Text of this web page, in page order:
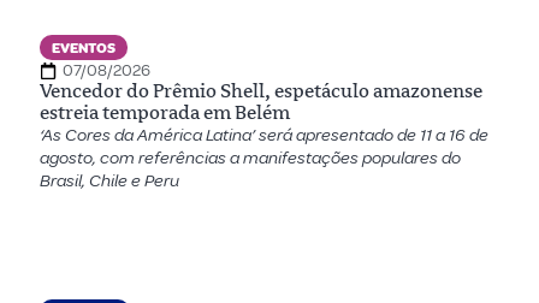
EVENTOS
07/08/2026
Vencedor do Prêmio Shell, espetáculo amazonense
estreia temporada em Belém
‘As Cores da América Latina’ será apresentado de 11 a 16 de
agosto, com referências a manifestações populares do
Brasil, Chile e Peru